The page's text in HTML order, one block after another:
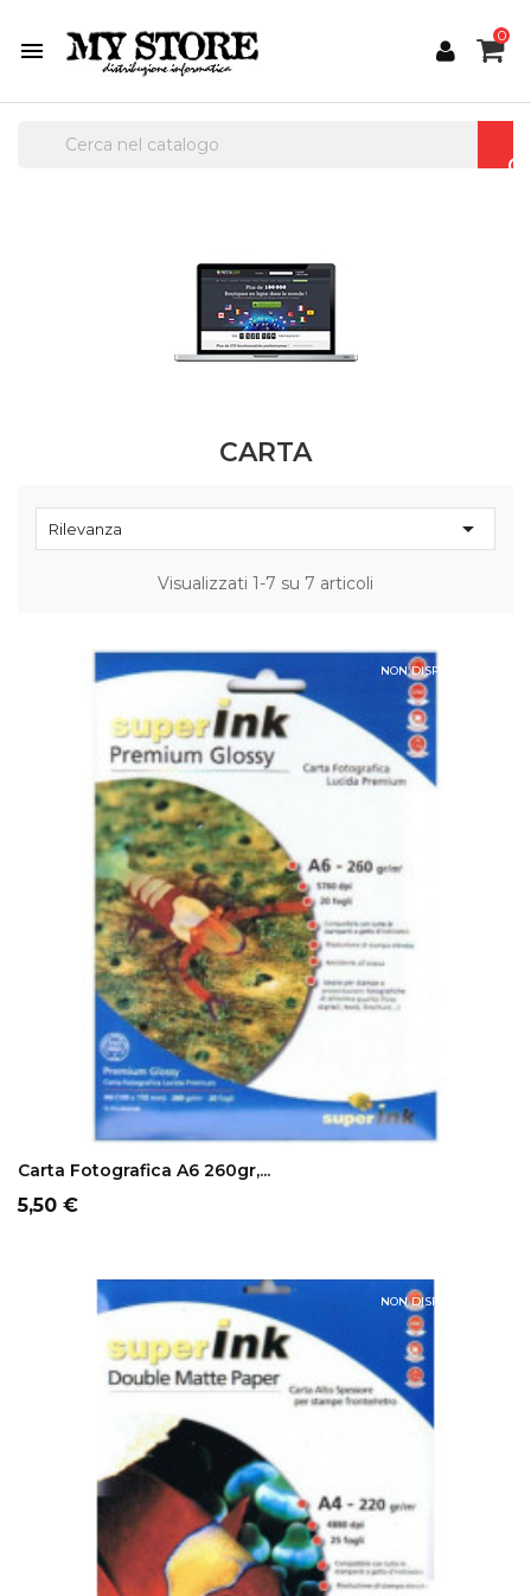

0
CARTA
Rilevanza 
Visualizzati 1-7 su 7 articoli
NON DISPONIBILE
Carta Fotografica A6 260gr,...
Prezzo
5,50 €
NON DISPONIBILE